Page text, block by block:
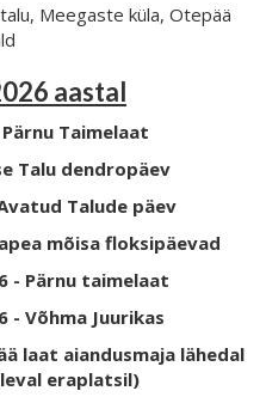
Meegaste küla, Otepää
aastal
Taimelaat
Talu dendropäev
Talude päev
mõisa floksipäevad
- Pärnu taimelaat
- Võhma Juurikas
laat aiandusmaja lähedal
eraplatsil)